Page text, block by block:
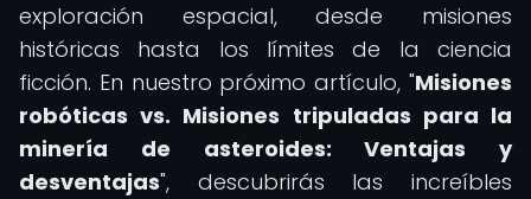
exploración espacial, desde misiones
históricas hasta los límites de la ciencia
ficción. En nuestro próximo artículo, "Misiones
robóticas vs. Misiones tripuladas para la
minería de asteroides: Ventajas y
desventajas", descubrirás las increíbles